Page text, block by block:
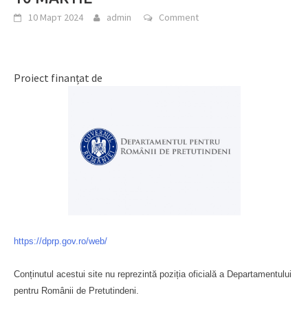
10 Март 2024 admin Comment
Proiect finanțat de
https://dprp.gov.ro/web/
Conținutul acestui site nu reprezintă poziția oficială a Departamentului
pentru Românii de Pretutindeni.